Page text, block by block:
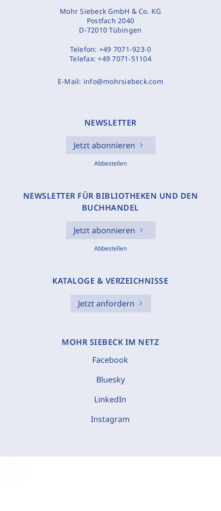
Mohr Siebeck GmbH & Co. KG
Postfach 2040
D-72010 Tübingen
Telefon: +49 7071-923-0
Telefax:+49 7071-51104
E-Mail: info@mohrsiebeck.com
NEWSLETTER
Jetzt abonnieren
Abbestellen
NEWSLETTER FÜR BIBLIOTHEKEN UND DEN
BUCHHANDEL
Jetzt abonnieren
Abbestellen
KATALOGE & VERZEICHNISSE
Jetzt anfordern
MOHR SIEBECK IM NETZ
Facebook
Bluesky
LinkedIn
Instagram